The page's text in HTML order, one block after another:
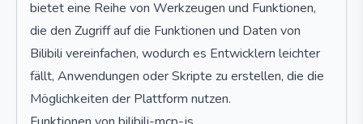
bietet eine Reihe von Werkzeugen und Funktionen,
die den Zugriff auf die Funktionen und Daten von
Bilibili vereinfachen, wodurch es Entwicklern leichter
fällt, Anwendungen oder Skripte zu erstellen, die die
Möglichkeiten der Plattform nutzen.